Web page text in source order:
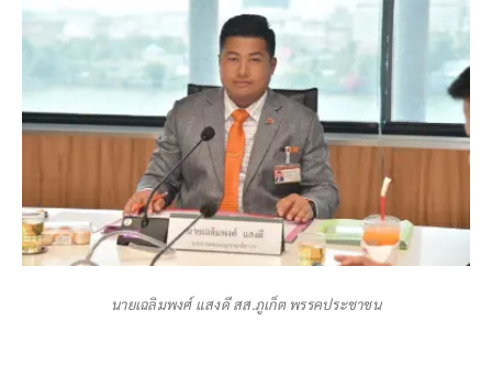
นายเฉลิมพงศ์ แสงดี สส.ภูเก็ต พรรคประชาชน